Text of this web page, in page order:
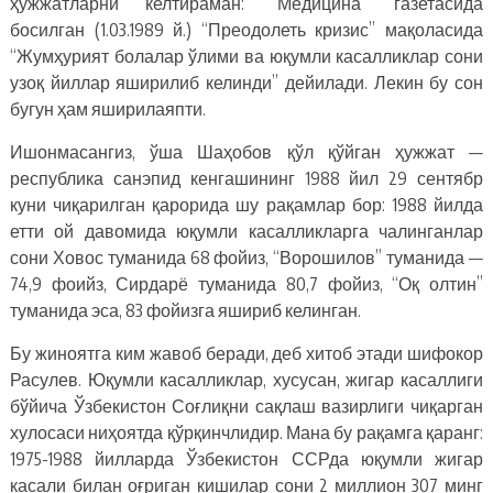
босилган (1.03.1989 й.) “Преодолеть кризис” мақоласида
“Жумҳурият болалар ўлими ва юқумли касалликлар сони
узоқ йиллар яширилиб келинди” дейилади. Лекин бу сон
бугун ҳам яширилаяпти.
Ишонмасангиз, ўша Шаҳобов қўл қўйган ҳужжат —
республика санэпид кенгашининг 1988 йил 29 сентябр
куни чиқарилган қарорида шу рақамлар бор: 1988 йилда
етти ой давомида юқумли касалликларга чалинганлар
сони Ховос туманида 68 фойиз, “Ворошилов” туманида —
74,9 фоийз, Сирдарё туманида 80,7 фойиз, “Оқ олтин”
туманида эса, 83 фойизга яшириб келинган.
Бу жиноятга ким жавоб беради, деб хитоб этади шифокор
Расулев. Юқумли касалликлар, хусусан, жигар касаллиги
бўйича Ўзбекистон Соғлиқни сақлаш вазирлиги чиқарган
хулосаси ниҳоятда қўрқинчлидир. Мана бу рақамга қаранг:
1975-1988 йилларда Ўзбекистон ССРда юқумли жигар
касали билан оғриган кишилар сони 2 миллион 307 минг